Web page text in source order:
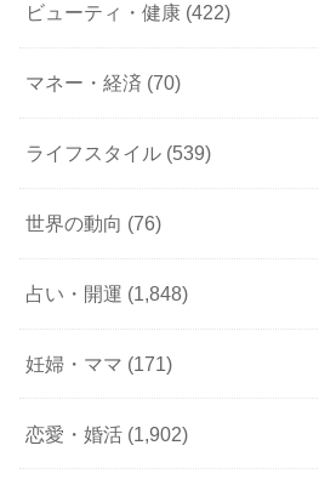
ビューティ・健康 (422)
マネー・経済 (70)
ライフスタイル (539)
世界の動向 (76)
占い・開運 (1,848)
妊婦・ママ (171)
恋愛・婚活 (1,902)